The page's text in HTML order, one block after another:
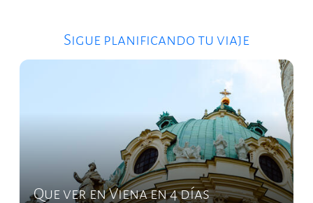
Sigue planificando tu viaje
Que ver en Viena en 4 días